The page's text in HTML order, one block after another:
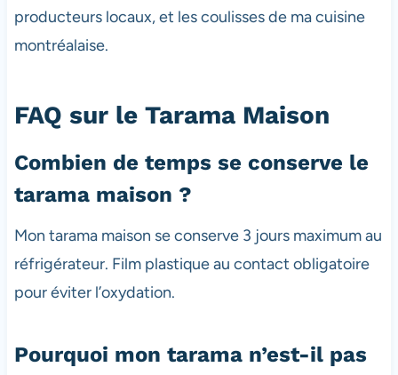
producteurs locaux, et les coulisses de ma cuisine
montréalaise.
FAQ sur le Tarama Maison
Combien de temps se conserve le
tarama maison ?
Mon tarama maison se conserve 3 jours maximum au
réfrigérateur. Film plastique au contact obligatoire
pour éviter l’oxydation.
Pourquoi mon tarama n’est-il pas